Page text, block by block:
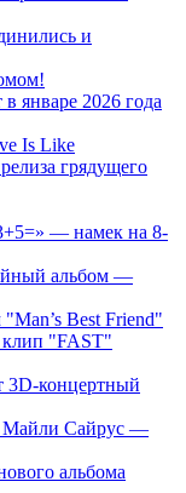
и
январе 2026 года
Is Like
грядущего
— намек на 8-
альбом —
Best Friend"
клип "FAST"
концертный
Майли Сайрус —
альбома